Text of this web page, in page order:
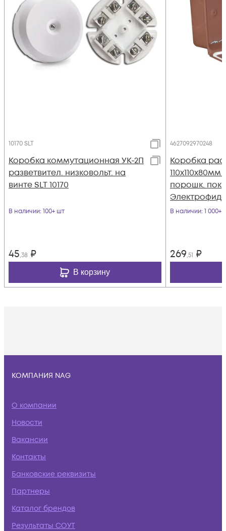
10170 SLT
Коробка коммутационная УК-2П
разветвител. низковольт. на
винте SLT 10170
В наличии: 100+ шт
45,38 ₽
В корзину
4627092970248
Коробка
110х110х80мм
порошк.
В наличии: 1 000+
269,51 ₽
КОМПАНИЯ NAG
О компании
Новости
Вакансии
Контакты
Банковские реквизиты
Партнеры
Каталог брендов
Результаты СОУТ